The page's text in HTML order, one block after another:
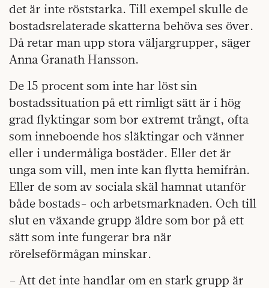
det är inte röststarka. Till exempel skulle de
bostadsrelaterade skatterna behöva ses över.
Då retar man upp stora väljargrupper, säger
Anna Granath Hansson.
De 15 procent som inte har löst sin
bostadssituation på ett rimligt sätt är i hög
grad flyktingar som bor extremt trångt, ofta
som inneboende hos släktingar och vänner
eller i undermåliga bostäder. Eller det är
unga som vill, men inte kan flytta hemifrån.
Eller de som av sociala skäl hamnat utanför
både bostads- och arbetsmarknaden. Och till
slut en växande grupp äldre som bor på ett
sätt som inte fungerar bra när
rörelseförmågan minskar.
– Att det inte handlar om en stark grupp är